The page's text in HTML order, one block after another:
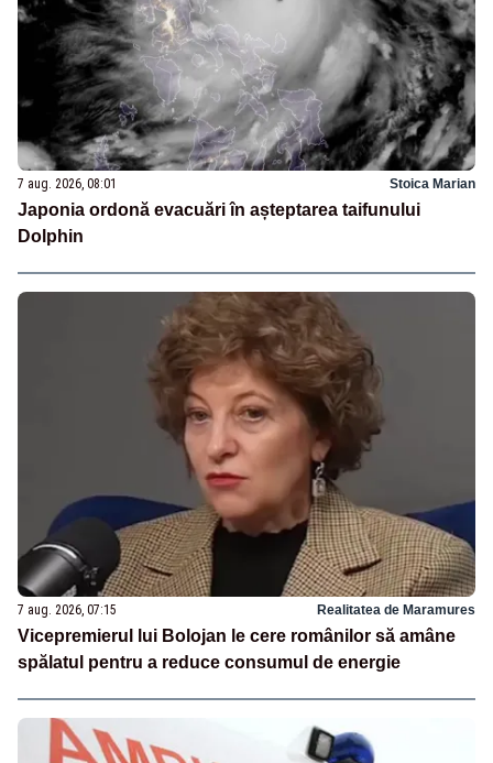
7 aug. 2026, 08:01 Stoica Marian
Japonia ordonă evacuări în așteptarea taifunului
Dolphin
7 aug. 2026, 07:15 Realitatea de Maramures
Vicepremierul lui Bolojan le cere românilor să amâne
spălatul pentru a reduce consumul de energie